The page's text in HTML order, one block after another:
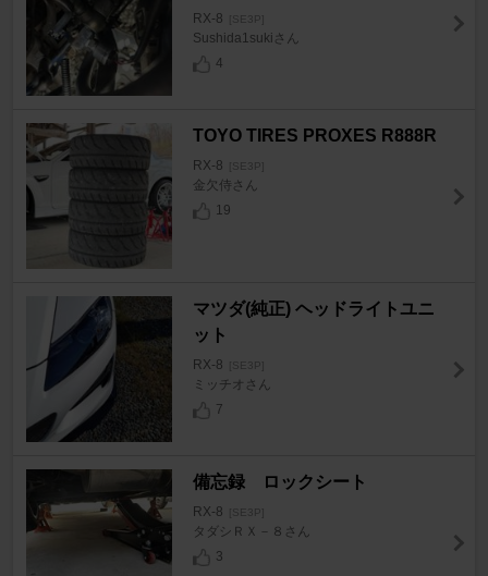
RX-8
Sushida1sukiさん
4
TOYO TIRES PROXES R888R
RX-8
金欠侍さん
19
マツダ(純正) ヘッドライトユニ
ット
RX-8
ミッチオさん
7
備忘録 ロックシート
RX-8
タダシＲＸ－８さん
3